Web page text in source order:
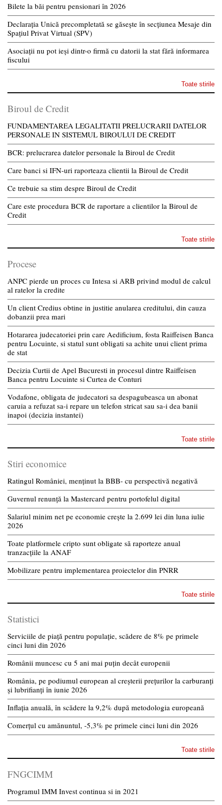
Bilete la băi pentru pensionari în 2026
Declarația Unică precompletată se găsește în secțiunea Mesaje din
Spațiul Privat Virtual (SPV)
Asociații nu pot ieși dintr-o firmă cu datorii la stat fără informarea
fiscului
Toate stirile
Biroul de Credit
FUNDAMENTAREA LEGALITATII PRELUCRARII DATELOR
PERSONALE IN SISTEMUL BIROULUI DE CREDIT
BCR: prelucrarea datelor personale la Biroul de Credit
Care banci si IFN-uri raporteaza clientii la Biroul de Credit
Ce trebuie sa stim despre Biroul de Credit
Care este procedura BCR de raportare a clientilor la Biroul de
Credit
Toate stirile
Procese
ANPC pierde un proces cu Intesa si ARB privind modul de calcul
al ratelor la credite
Un client Credius obtine in justitie anularea creditului, din cauza
dobanzii prea mari
Hotararea judecatoriei prin care Aedificium, fosta Raiffeisen Banca
pentru Locuinte, si statul sunt obligati sa achite unui client prima
de stat
Decizia Curtii de Apel Bucuresti in procesul dintre Raiffeisen
Banca pentru Locuinte si Curtea de Conturi
Vodafone, obligata de judecatori sa despagubeasca un abonat
caruia a refuzat sa-i repare un telefon stricat sau sa-i dea banii
inapoi (decizia instantei)
Toate stirile
Stiri economice
Ratingul României, menținut la BBB- cu perspectivă negativă
Guvernul renunță la Mastercard pentru portofelul digital
Salariul minim net pe economie crește la 2.699 lei din luna iulie
2026
Toate platformele cripto sunt obligate să raporteze anual
tranzacțiile la ANAF
Mobilizare pentru implementarea proiectelor din PNRR
Toate stirile
Statistici
Serviciile de piață pentru populație, scădere de 8% pe primele
cinci luni din 2026
Românii muncesc cu 5 ani mai puțin decât europenii
România, pe podiumul european al creșterii prețurilor la carburanți
și lubrifianți în iunie 2026
Inflația anuală, în scădere la 9,2% după metodologia europeană
Comerțul cu amănuntul, -5,3% pe primele cinci luni din 2026
Toate stirile
FNGCIMM
Programul IMM Invest continua si in 2021